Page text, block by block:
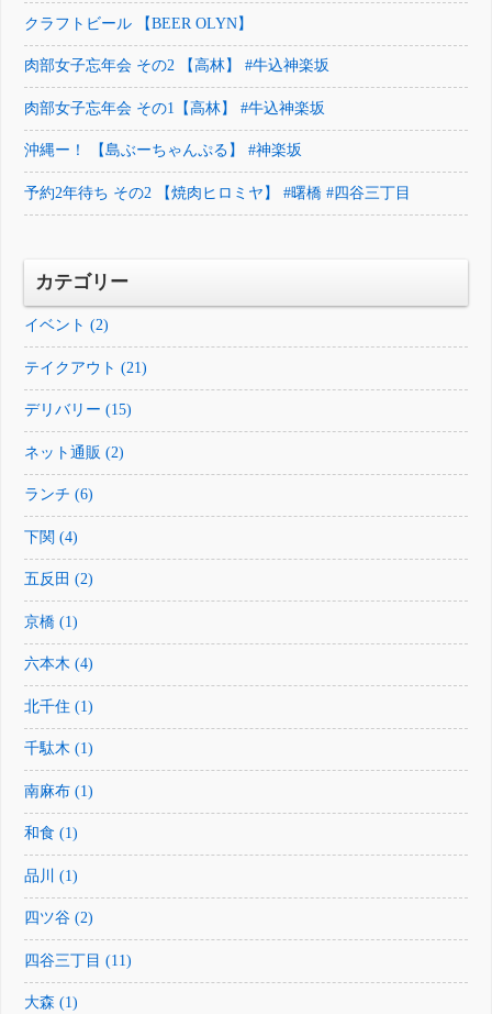
クラフトビール 【BEER OLYN】
肉部女子忘年会 その2 【高林】 #牛込神楽坂
肉部女子忘年会 その1【高林】 #牛込神楽坂
沖縄ー！ 【島ぶーちゃんぷる】 #神楽坂
予約2年待ち その2 【焼肉ヒロミヤ】 #曙橋 #四谷三丁目
カテゴリー
イベント (2)
テイクアウト (21)
デリバリー (15)
ネット通販 (2)
ランチ (6)
下関 (4)
五反田 (2)
京橋 (1)
六本木 (4)
北千住 (1)
千駄木 (1)
南麻布 (1)
和食 (1)
品川 (1)
四ツ谷 (2)
四谷三丁目 (11)
大森 (1)